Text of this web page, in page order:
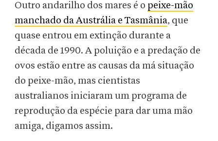
Outro andarilho dos mares é o peixe-mão
manchado da Austrália e Tasmânia, que
quase entrou em extinção durante a
década de 1990. A poluição e a predação de
ovos estão entre as causas da má situação
do peixe-mão, mas cientistas
australianos iniciaram um programa de
reprodução da espécie para dar uma mão
amiga, digamos assim.